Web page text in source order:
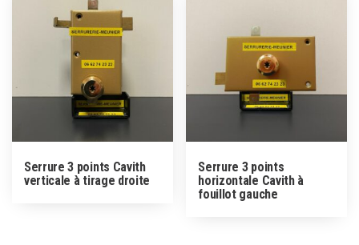
Serrure 3 points Cavith
verticale à tirage droite
Serrure 3 points
horizontale Cavith à
fouillot gauche